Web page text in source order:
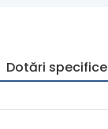
Dotări specifice